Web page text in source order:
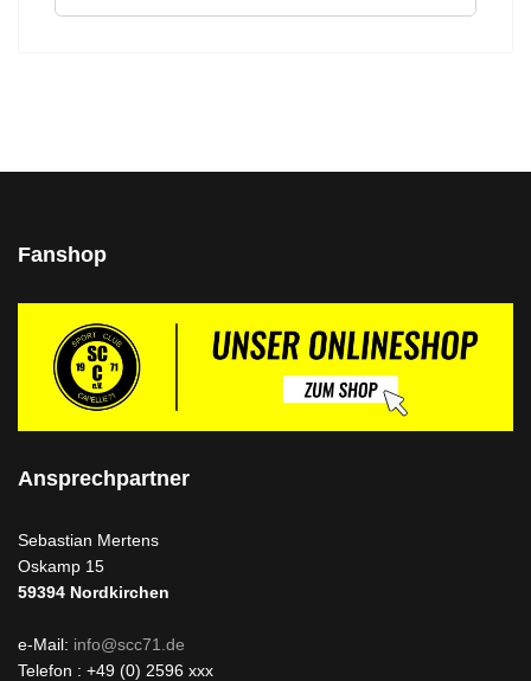
Fanshop
Ansprechpartner
Sebastian Mertens
Oskamp 15
59394 Nordkirchen
e-Mail: info@scc71.de
Telefon : +49 (0) 2596 xxx